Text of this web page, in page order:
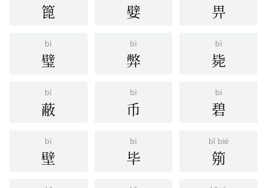
篦 嬖 畀
bì
璧
bì
弊
bì
毙
bì
蔽
bì
币
bì
碧
bì
壁
bì
毕
bǐ bié
䇷